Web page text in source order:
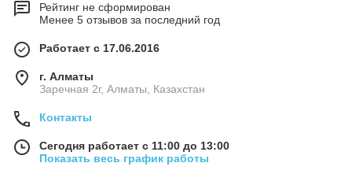
Рейтинг не сформирован
Менее 5 отзывов за последний год
Работает с 17.06.2016
г. Алматы
Заречная 2г, Алматы, Казахстан
Контакты
Сегодня работает с 11:00 до 13:00
Показать весь график работы